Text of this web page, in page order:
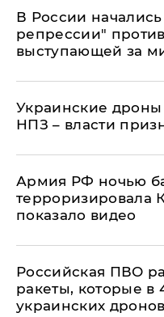
В России
репрессии"
выступающей за
Украинские
НПЗ – власти
Армия РФ ночью
терроризировала
показало видео
Российская ПВО
ракеты, которые в
украинских